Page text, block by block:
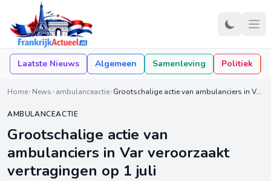
Laatste Nieuws Algemeen Samenleving Politiek
Home News ambulanceactie Grootschalige actie van ambulanciers in Var veroorzaakt vertragingen op 1 juli
AMBULANCEACTIE
Grootschalige actie van
ambulanciers in Var veroorzaakt
vertragingen op 1 juli